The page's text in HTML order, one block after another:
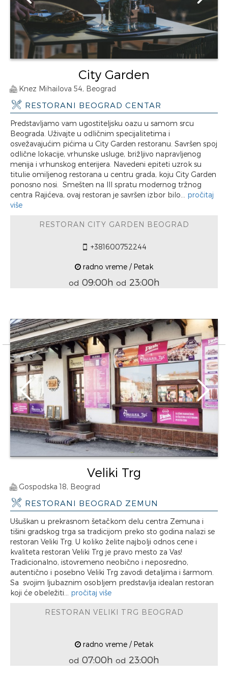
City Garden
Knez Mihailova 54, Beograd
RESTORANI BEOGRAD CENTAR
Predstavljamo vam ugostiteljsku oazu u samom srcu
Beograda. Uživajte u odličnim specijalitetima i
osvežavajućim pićima u City Garden restoranu. Savršen spoj
odlične lokacije, vrhunske usluge, brižljivo napravljenog
menija i vrhunskog enterijera. Navedeni epiteti uzrok su
titulie omiljenog restorana u centru grada, koju City Garden
ponosno nosi. Smešten na III spratu modernog tržnog
centra Rajićeva, ovaj restoran je savršen izbor bilo... pročitaj
više
RESTORAN CITY GARDEN BEOGRAD
+381600752244
radno vreme / Petak
od 09:00h od 23:00h
Veliki Trg
Gospodska 18, Beograd
RESTORANI BEOGRAD ZEMUN
Ušuškan u prekrasnom šetačkom delu centra Zemuna i
tišini gradskog trga sa tradicijom preko sto godina nalazi se
restoran Veliki Trg. U koliko želite najbolji odnos cene i
kvaliteta restoran Veliki Trg je pravo mesto za Vas!
Tradicionalno, istovremeno neobično i neposredno,
autentično i posebno Veliki Trg zavodi detaljima i šarmom.
Sa svojim ljubaznim osobljem predstavlja idealan restoran
koji će obeležiti... pročitaj više
RESTORAN VELIKI TRG BEOGRAD
radno vreme / Petak
od 07:00h od 23:00h